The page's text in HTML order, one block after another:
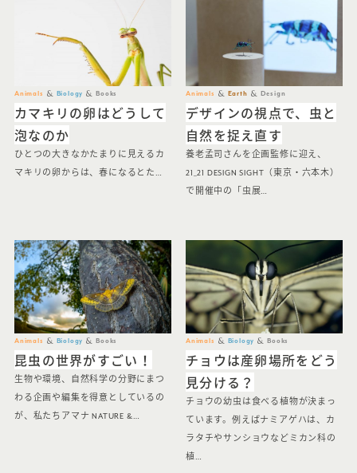
Animals Biology Books
カマキリの卵はどうして
泡なのか
ひとつの大きなかたまりに見えるカ
マキリの卵からは、春になるとた…
Animals Earth Design
デザインの視点で、虫と
自然を捉え直す
養老孟司さんを企画監修に迎え、
21_21 DESIGN SIGHT（東京・六本木）
で開催中の「虫展…
Animals Biology Books
昆虫の世界がすごい！
生物や環境、自然科学の分野にまつ
わる企画や編集を得意としているの
が、私たちアマナ NATURE &…
Animals Biology Books
チョウは産卵場所をどう
見分ける？
チョウの幼虫は食べる植物が決まっ
ています。例えばナミアゲハは、カ
ラタチやサンショウなどミカン科の
植…